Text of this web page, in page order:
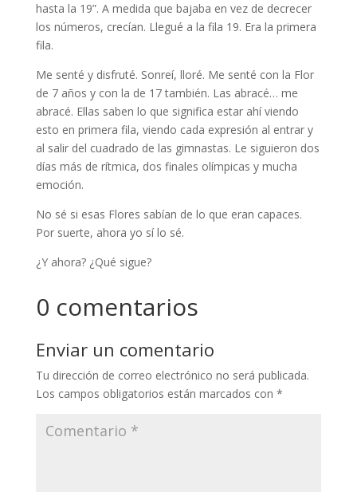
hasta la 19”. A medida que bajaba en vez de decrecer
los números, crecían. Llegué a la fila 19. Era la primera
fila.
Me senté y disfruté. Sonreí, lloré. Me senté con la Flor
de 7 años y con la de 17 también. Las abracé… me
abracé. Ellas saben lo que significa estar ahí viendo
esto en primera fila, viendo cada expresión al entrar y
al salir del cuadrado de las gimnastas. Le siguieron dos
días más de rítmica, dos finales olímpicas y mucha
emoción.
No sé si esas Flores sabían de lo que eran capaces.
Por suerte, ahora yo sí lo sé.
¿Y ahora? ¿Qué sigue?
0 comentarios
Enviar un comentario
Tu dirección de correo electrónico no será publicada.
Los campos obligatorios están marcados con *